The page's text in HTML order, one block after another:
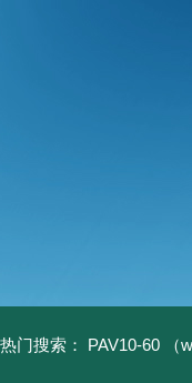
热门搜索： PAV10-60 （